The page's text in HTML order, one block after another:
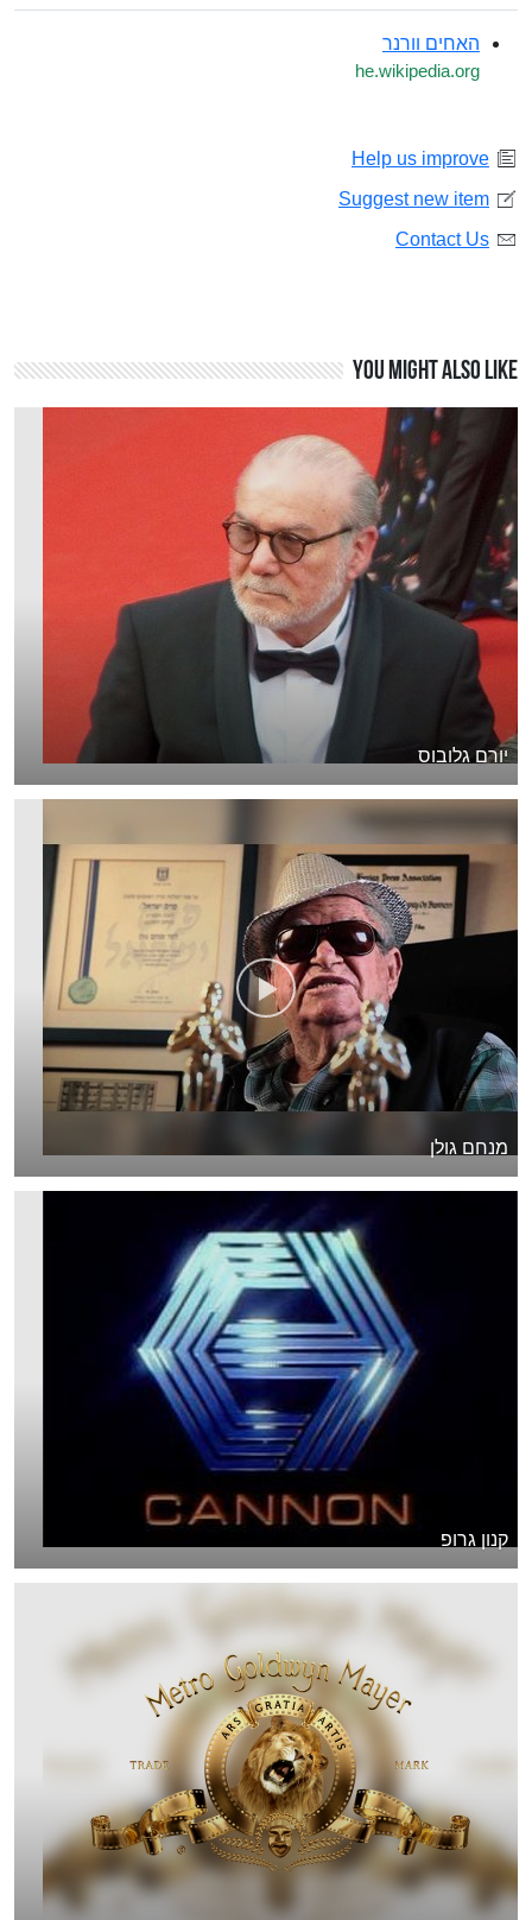
האחים וורנר
he.wikipedia.org
Help us improve
Suggest new item
Contact Us
You might also like
יורם גלובוס
מנחם גולן
קנון גרופ